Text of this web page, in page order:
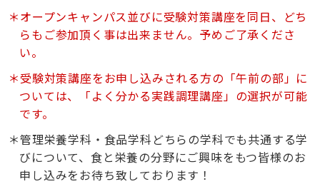
オープンキャンパス並びに受験対策講座を同日、どち
らもご参加頂く事は出来ません。予めご了承くださ
い。
受験対策講座をお申し込みされる方の「午前の部」に
ついては、「よく分かる実践調理講座」の選択が可能
です。
管理栄養学科・食品学科どちらの学科でも共通する学
びについて、食と栄養の分野にご興味をもつ皆様のお
申し込みをお待ち致しております！